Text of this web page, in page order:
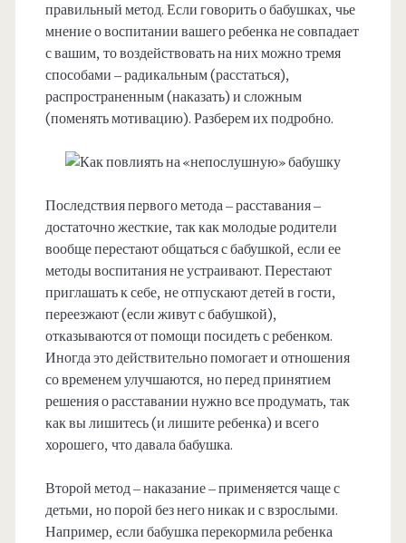
правильный метод. Если говорить о бабушках, чье
мнение о воспитании вашего ребенка не совпадает
с вашим, то воздействовать на них можно тремя
способами – радикальным (расстаться),
распространенным (наказать) и сложным
(поменять мотивацию). Разберем их подробно.
Последствия первого метода – расставания –
достаточно жесткие, так как молодые родители
вообще перестают общаться с бабушкой, если ее
методы воспитания не устраивают. Перестают
приглашать к себе, не отпускают детей в гости,
переезжают (если живут с бабушкой),
отказываются от помощи посидеть с ребенком.
Иногда это действительно помогает и отношения
со временем улучшаются, но перед принятием
решения о расставании нужно все продумать, так
как вы лишитесь (и лишите ребенка) и всего
хорошего, что давала бабушка.
Второй метод – наказание – применяется чаще с
детьми, но порой без него никак и с взрослыми.
Например, если бабушка перекормила ребенка